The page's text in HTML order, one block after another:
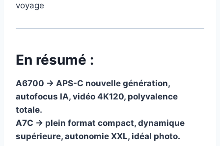
voyage
En résumé :
A6700 → APS-C nouvelle génération,
autofocus IA, vidéo 4K120, polyvalence
totale.
A7C → plein format compact, dynamique
supérieure, autonomie XXL, idéal photo.